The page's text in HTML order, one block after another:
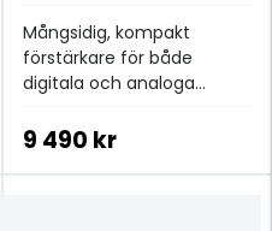
Mångsidig, kompakt
förstärkare för både
digitala och analoga
9 490 kr